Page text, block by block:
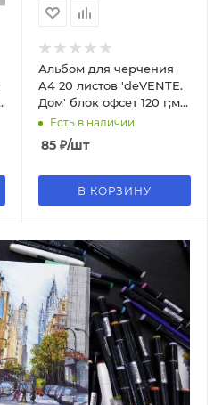
Альбом для черчения
A4 20 листов 'deVENTE.
Дом' блок офсет 120 г;м²,
2110401
Есть в наличии
85 ₽/шт
В КОРЗИНУ